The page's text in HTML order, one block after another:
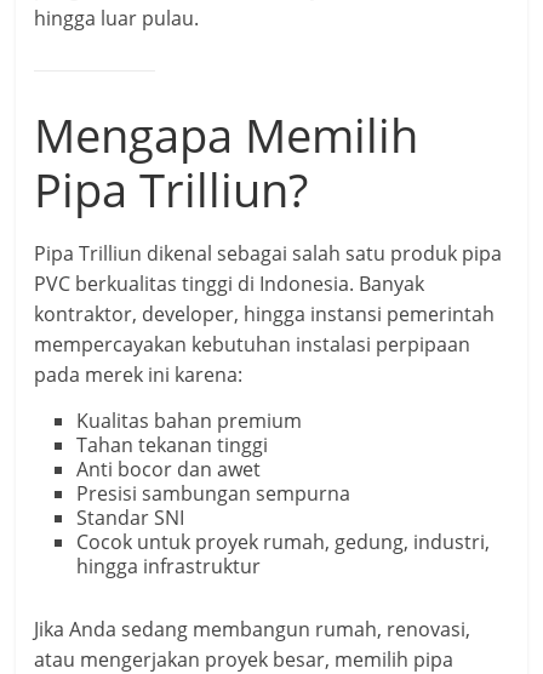
hingga luar pulau.
Mengapa Memilih
Pipa Trilliun?
Pipa Trilliun dikenal sebagai salah satu produk pipa
PVC berkualitas tinggi di Indonesia. Banyak
kontraktor, developer, hingga instansi pemerintah
mempercayakan kebutuhan instalasi perpipaan
pada merek ini karena:
Kualitas bahan premium
Tahan tekanan tinggi
Anti bocor dan awet
Presisi sambungan sempurna
Standar SNI
Cocok untuk proyek rumah, gedung, industri,
hingga infrastruktur
Jika Anda sedang membangun rumah, renovasi,
atau mengerjakan proyek besar, memilih pipa